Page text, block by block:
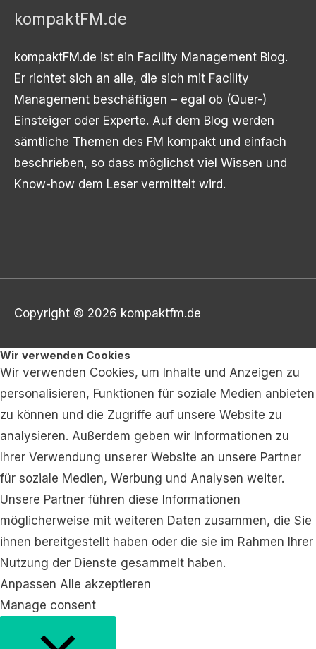
kompaktFM.de
kompaktFM.de ist ein Facility Management Blog.
Er richtet sich an alle, die sich mit Facility
Management beschäftigen – egal ob (Quer-)
Einsteiger oder Experte. Auf dem Blog werden
sämtliche Themen des FM kompakt und einfach
beschrieben, so dass möglichst viel Wissen und
Know-how dem Leser vermittelt wird.
Copyright © 2026 kompaktfm.de
Wir verwenden Cookies
Wir verwenden Cookies, um Inhalte und Anzeigen zu
personalisieren, Funktionen für soziale Medien anbieten
zu können und die Zugriffe auf unsere Website zu
analysieren. Außerdem geben wir Informationen zu
Ihrer Verwendung unserer Website an unsere Partner
für soziale Medien, Werbung und Analysen weiter.
Unsere Partner führen diese Informationen
möglicherweise mit weiteren Daten zusammen, die Sie
ihnen bereitgestellt haben oder die sie im Rahmen Ihrer
Nutzung der Dienste gesammelt haben.
Anpassen Alle akzeptieren
Manage consent